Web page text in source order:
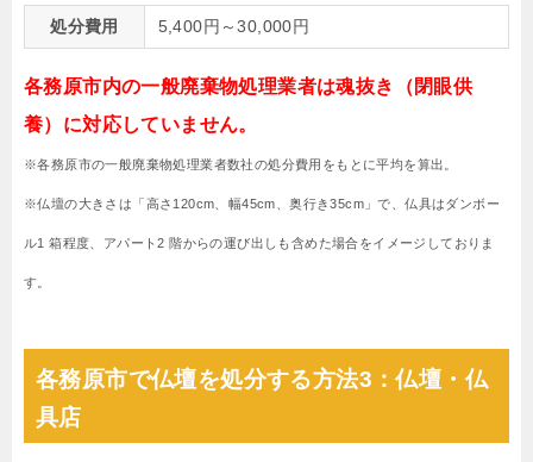
処分費用 5,400円～30,000円
各務原市内の一般廃棄物処理業者は魂抜き（閉眼供
養）に対応していません。
※各務原市の一般廃棄物処理業者数社の処分費用をもとに平均を算出。
※仏壇の大きさは「高さ120cm、幅45cm、奥行き35cm」で、仏具はダンボー
ル1 箱程度、アパート2 階からの運び出しも含めた場合をイメージしておりま
す。
各務原市で仏壇を処分する方法3：仏壇・仏
具店